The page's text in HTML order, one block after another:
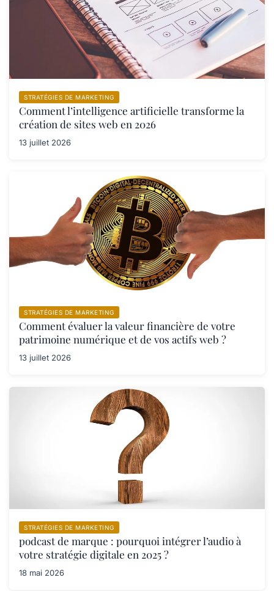
STRATÉGIES DE MARKETING
Comment l’intelligence artificielle transforme la
création de sites web en 2026
13 juillet 2026
STRATÉGIES DE MARKETING
Comment évaluer la valeur financière de votre
patrimoine numérique et de vos actifs web ?
13 juillet 2026
STRATÉGIES DE MARKETING
podcast de marque : pourquoi intégrer l’audio à
votre stratégie digitale en 2025 ?
18 mai 2026